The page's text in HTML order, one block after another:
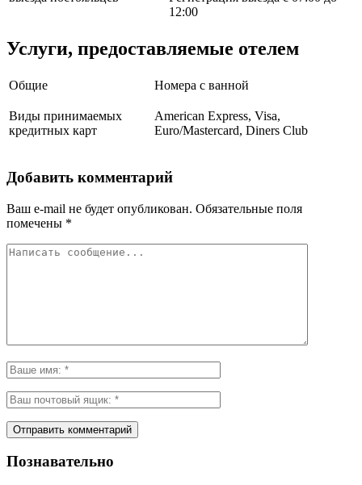
12:00
Услуги, предоставляемые отелем
Общие Номера с ванной
Виды принимаемых
кредитных карт
American Express, Visa,
Euro/Mastercard, Diners Club
Добавить комментарий
Ваш e-mail не будет опубликован. Обязательные поля
помечены *
Познавательно